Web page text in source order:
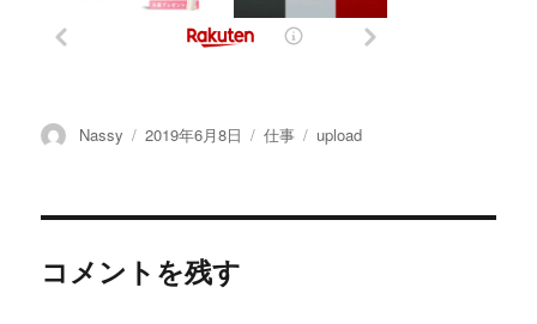
投
Nassy
投
2019年6月8日
カ
仕事
タ
upload
コメントを残す